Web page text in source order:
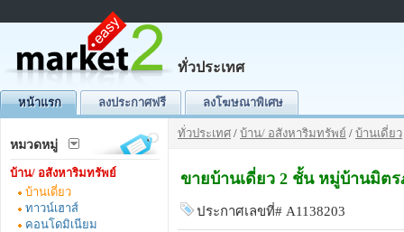
ทั่วประเทศ
หน้าแรก ลงประกาศฟรี ลงโฆษณาพิเศษ
หมวดหมู่
บ้าน/ อสังหาริมทรัพย์
บ้านเดี่ยว
ทาวน์เฮาส์
คอนโดมิเนียม
ทั่วประเทศ / บ้าน/ อสังหาริมทรัพย์ / บ้านเดี่ยว
ขายบ้านเดี่ยว 2 ชั้น หมู่บ้านมิต
ประกาศเลขที่# A1138203